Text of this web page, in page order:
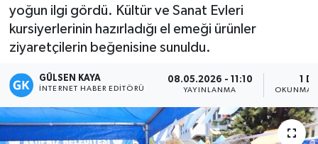
yoğun ilgi gördü. Kültür ve Sanat Evleri
kursiyerlerinin hazırladığı el emeği ürünler
ziyaretçilerin beğenisine sunuldu.
GÜLSEN KAYA
İNTERNET HABER EDITÖRÜ
08.05.2026 - 11:10
YAYINLANMA
1 DK
OKUNMA
Kültür - Sanat
Magazin
Mersin
Mersin Tarihi